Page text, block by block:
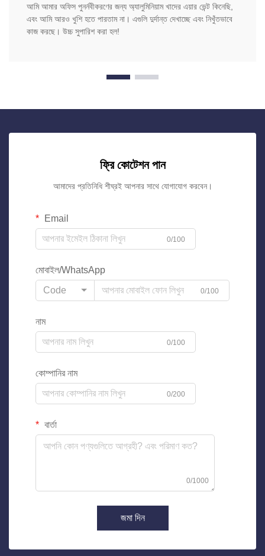
আমি আমার অফিস পুনর্নবীকরণের জন্য অ্যালুমিনিয়াম খাদের এয়ার ভেন্ট কিনেছি,
এবং আমি আরও খুশি হতে পারতাম না। এগুলি দুর্দান্ত দেখাচ্ছে এবং নিখুঁতভাবে
কাজ করছে। উচ্চ সুপারিশ করা হল!
ফ্রি কোটেশন পান
আমাদের প্রতিনিধি শীঘ্রই আপনার সাথে যোগাযোগ করবেন।
Email
0/100
মোবাইল/WhatsApp
Code
0/100
নাম
0/100
কোম্পানির নাম
0/200
বার্তা
0/1000
জমা দিন